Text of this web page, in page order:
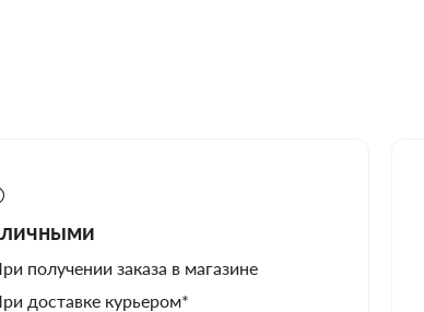
получении заказа в магазине
доставке курьером*